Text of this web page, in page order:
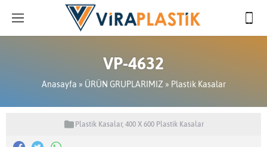
VP-4632
Anasayfa » ÜRÜN GRUPLARIMIZ » Plastik Kasalar
Plastik Kasalar, 400 X 600 Plastik Kasalar